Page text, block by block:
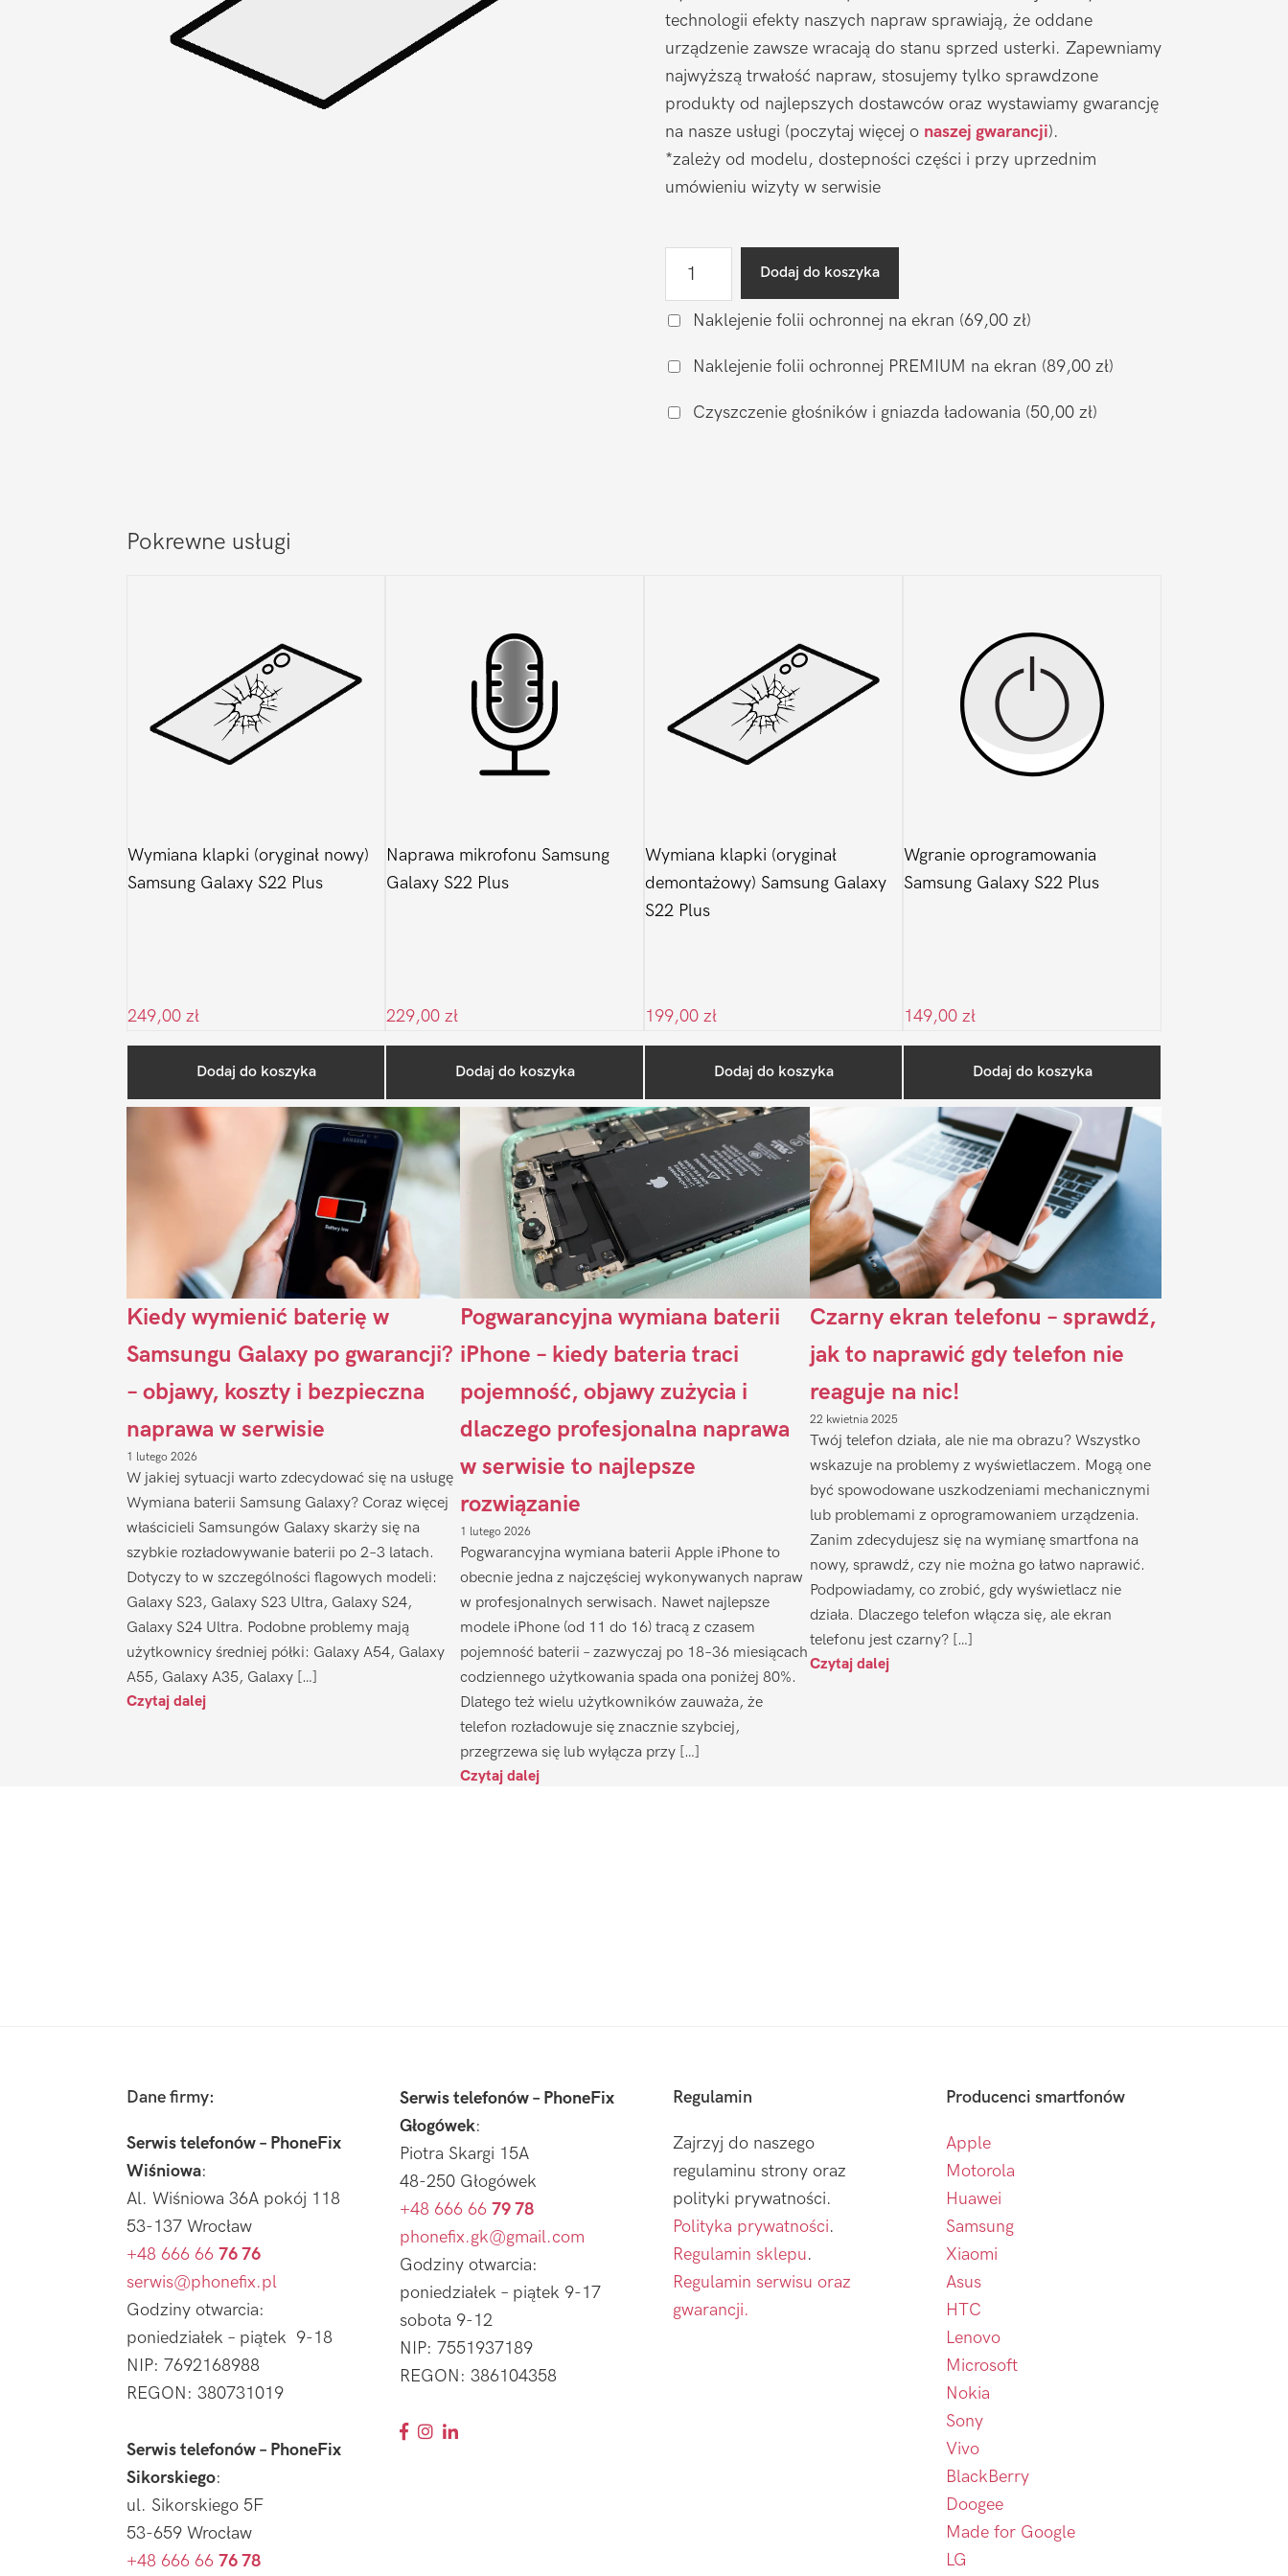
technologii efekty naszych napraw sprawiają, że oddane
urządzenie zawsze wracają do stanu sprzed usterki. Zapewniamy
najwyższą trwałość napraw, stosujemy tylko sprawdzone
produkty od najlepszych dostawców oraz wystawiamy gwarancję
na nasze usługi (poczytaj więcej o naszej gwarancji).
*zależy od modelu, dostepności części i przy uprzednim
umówieniu wizyty w serwisie
szkiełka
Samsung
Dodaj do koszyka
Naklejenie folii ochronnej na ekran (69,00 zł)
Naklejenie folii ochronnej PREMIUM na ekran (89,00 zł)
Czyszczenie głośników i gniazda ładowania (50,00 zł)
Pokrewne usługi
Wymiana klapki (oryginał nowy)
Samsung Galaxy S22 Plus
249,00 zł
Dodaj do koszyka
Naprawa mikrofonu Samsung
Galaxy S22 Plus
229,00 zł
Dodaj do koszyka
Wymiana klapki (oryginał
demontażowy) Samsung Galaxy
S22 Plus
199,00 zł
Dodaj do koszyka
Wgranie oprogramowania
Samsung Galaxy S22 Plus
149,00 zł
Dodaj do koszyka
Sidebar
Ostatnio na blogu
Kiedy wymienić baterię w
Samsungu Galaxy po gwarancji?
– objawy, koszty i bezpieczna
naprawa w serwisie
1 lutego 2026
W jakiej sytuacji warto zdecydować się na usługę
Wymiana baterii Samsung Galaxy? Coraz więcej
właścicieli Samsungów Galaxy skarży się na
szybkie rozładowywanie baterii po 2–3 latach.
Dotyczy to w szczególności flagowych modeli:
Galaxy S23, Galaxy S23 Ultra, Galaxy S24,
Galaxy S24 Ultra. Podobne problemy mają
użytkownicy średniej półki: Galaxy A54, Galaxy
A55, Galaxy A35, Galaxy […]
Czytaj dalej
Pogwarancyjna wymiana baterii
iPhone – kiedy bateria traci
pojemność, objawy zużycia i
dlaczego profesjonalna naprawa
w serwisie to najlepsze
rozwiązanie
1 lutego 2026
Pogwarancyjna wymiana baterii Apple iPhone to
obecnie jedna z najczęściej wykonywanych napraw
w profesjonalnych serwisach. Nawet najlepsze
modele iPhone (od 11 do 16) tracą z czasem
pojemność baterii – zazwyczaj po 18–36 miesiącach
codziennego użytkowania spada ona poniżej 80%.
Dlatego też wielu użytkowników zauważa, że
telefon rozładowuje się znacznie szybciej,
przegrzewa się lub wyłącza przy […]
Czytaj dalej
Czarny ekran telefonu – sprawdź,
jak to naprawić gdy telefon nie
reaguje na nic!
22 kwietnia 2025
Twój telefon działa, ale nie ma obrazu? Wszystko
wskazuje na problemy z wyświetlaczem. Mogą one
być spowodowane uszkodzeniami mechanicznymi
lub problemami z oprogramowaniem urządzenia.
Zanim zdecydujesz się na wymianę smartfona na
nowy, sprawdź, czy nie można go łatwo naprawić.
Podpowiadamy, co zrobić, gdy wyświetlacz nie
działa. Dlaczego telefon włącza się, ale ekran
telefonu jest czarny? […]
Czytaj dalej
Dane firmy:
Serwis telefonów – PhoneFix
Wiśniowa:
Al. Wiśniowa 36A pokój 118
53-137 Wrocław
+48 666 66 76 76
serwis@phonefix.pl
Godziny otwarcia:
poniedziałek – piątek 9-18
NIP: 7692168988
REGON: 380731019
Serwis telefonów – PhoneFix
Sikorskiego:
ul. Sikorskiego 5F
53-659 Wrocław
+48 666 66 76 78
Serwis telefonów – PhoneFix
Głogówek:
Piotra Skargi 15A
48-250 Głogówek
+48 666 66 79 78
phonefix.gk@gmail.com
Godziny otwarcia:
poniedziałek – piątek 9-17
sobota 9-12
NIP: 7551937189
REGON: 386104358
Regulamin
Zajrzyj do naszego
regulaminu strony oraz
polityki prywatności.
Polityka prywatności.
Regulamin sklepu.
Regulamin serwisu oraz
gwarancji.
Producenci smartfonów
Apple
Motorola
Huawei
Samsung
Xiaomi
Asus
HTC
Lenovo
Microsoft
Nokia
Sony
Vivo
BlackBerry
Doogee
Made for Google
LG